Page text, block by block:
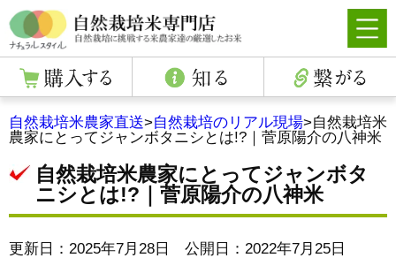
自然栽培米農家直送>自然栽培のリアル現場>自然栽培米
農家にとってジャンボタニシとは!?｜菅原陽介の八神米
自然栽培米農家にとってジャンボタ
ニシとは!?｜菅原陽介の八神米
更新日：2025年7月28日 公開日：2022年7月25日